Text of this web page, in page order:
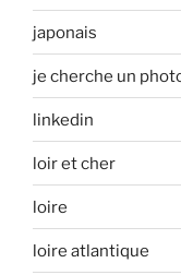
japonais
je cherche un
linkedin
loir et cher
loire
loire atlantique